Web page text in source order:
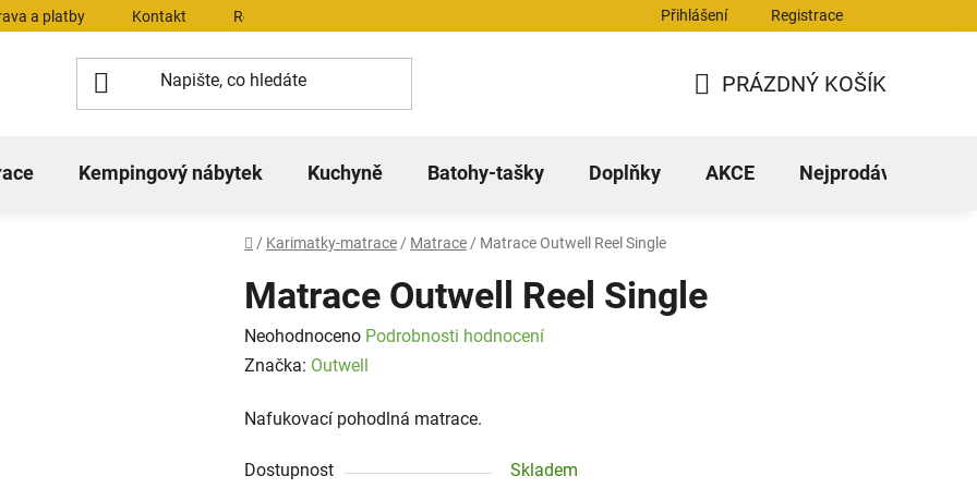
a platby Kontakt Reklamační řád FAQ - časté dotazy
Přihlášení Registrace
KOŠÍK
PRÁZDNÝ KOŠÍK
Kempingový nábytek Kuchyně Batohy-tašky Doplňky AKCE Nejprodávanější
Domů
/ Karimatky-matrace / Matrace / Matrace Outwell Reel Single
Matrace Outwell Reel Single
Průměrné
hodnocení
je
z
Neohodnoceno Podrobnosti hodnocení
Značka: Outwell
Nafukovací pohodlná matrace.
Dostupnost
Skladem